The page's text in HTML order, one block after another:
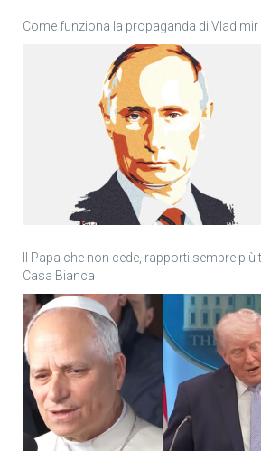
Come funziona la propaganda di Vladimir
Il Papa che non cede, rapporti sempre
Casa Bianca